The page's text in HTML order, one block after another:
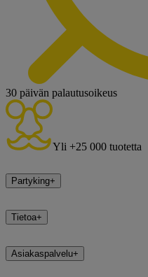
30 päivän palautusoikeus
Yli +25 000 tuotetta
Partyking+
Tietoa+
Asiakaspalvelu+